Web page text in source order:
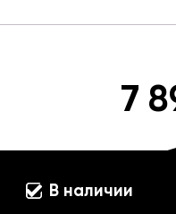
7
В наличии